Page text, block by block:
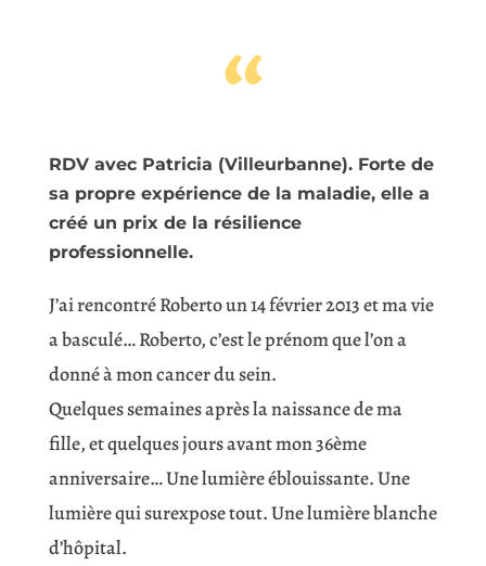
“
RDV avec Patricia (Villeurbanne). Forte de
sa propre expérience de la maladie, elle a
créé un prix de la résilience
professionnelle.
J’ai rencontré Roberto un 14 février 2013 et ma vie
a basculé… Roberto, c’est le prénom que l’on a
donné à mon cancer du sein.
Quelques semaines après la naissance de ma
fille, et quelques jours avant mon 36ème
anniversaire… Une lumière éblouissante. Une
lumière qui surexpose tout. Une lumière blanche
d’hôpital.